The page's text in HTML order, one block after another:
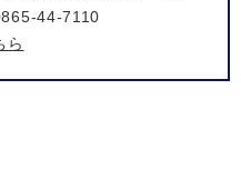
44-7110
ら